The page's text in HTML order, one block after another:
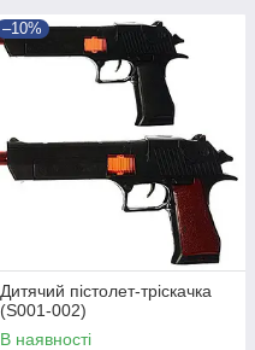
–10%
Дитячий пістолет-тріскачка
(S001-002)
В наявності